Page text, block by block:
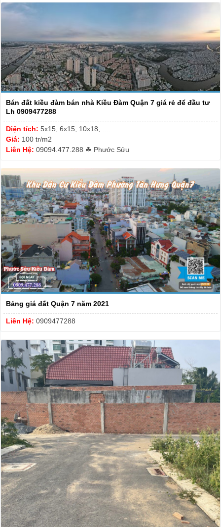
Bán đất kiều đàm bán nhà Kiều Đàm Quận 7 giá rẻ để đầu tư
Lh 0909477288
Diện tích: 5x15, 6x15, 10x18, ....
Giá: 100 tr/m2
Liên Hệ: 09094.477.288 ☘ Phước Sửu
Bảng giá đất Quận 7 năm 2021
Liên Hệ: 0909477288